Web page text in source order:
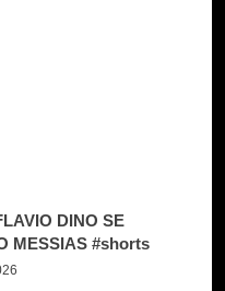
DINO SE
MESSIAS #shorts